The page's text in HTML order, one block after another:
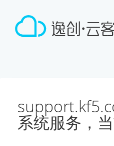
系统服务，